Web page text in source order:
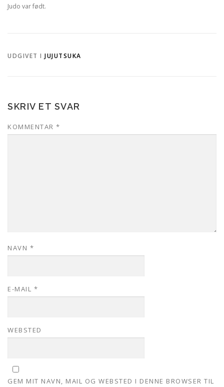
Judo var født.
UDGIVET I JUJUTSUKA
SKRIV ET SVAR
KOMMENTAR *
NAVN *
E-MAIL *
WEBSTED
GEM MIT NAVN, MAIL OG WEBSTED I DENNE BROWSER TIL